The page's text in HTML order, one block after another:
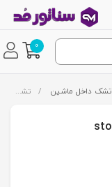
0
تشک داخل ماشین / تشک بادی داخل ماشین بیسو store 10193